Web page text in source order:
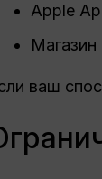
Apple
ваш